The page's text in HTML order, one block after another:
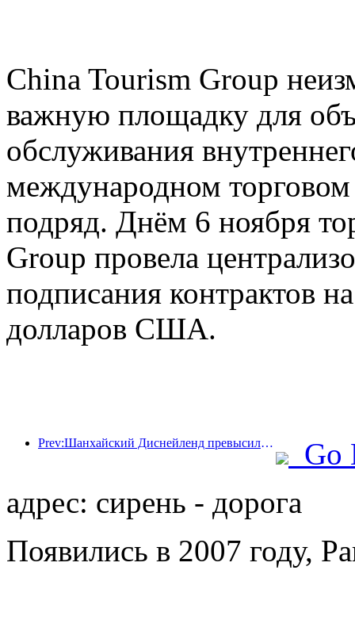
China Tourism Group
важную площадку для
обслуживания
международном
подряд. Днём 6 ноября
Group провела
подписания контрактов
долларов США.
Prev:Шанхайский Диснейленд превысил 100 миллионов посетителей и планирует расшириться за счет открытия четвертого тематического отеля.
Go
адрес: сирень - дорога
Появились в 2007 году,